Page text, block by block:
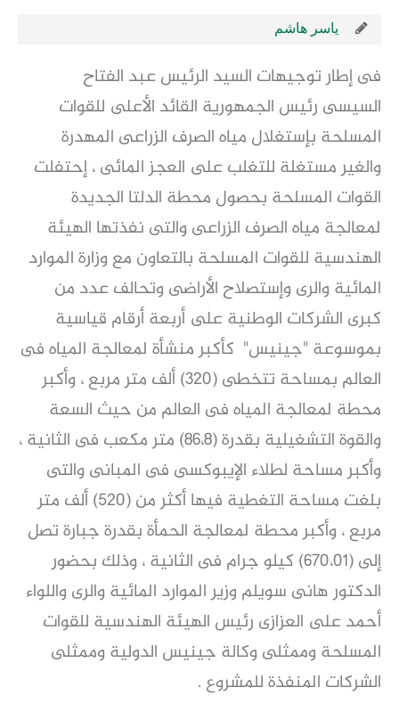
ياسر هاشم
فى إطار توجيهات السيد الرئيس عبد الفتاح
السيسى رئيس الجمهورية القائد الأعلى للقوات
المسلحة بإستغلال مياه الصرف الزراعى المهدرة
والغير مستغلة للتغلب على العجز المائى ، إحتفلت
القوات المسلحة بحصول محطة الدلتا الجديدة
لمعالجة مياه الصرف الزراعى والتى نفذتها الهيئة
الهندسية للقوات المسلحة بالتعاون مع وزارة الموارد
المائية والرى وإستصلاح الأراضى وتحالف عدد من
كبرى الشركات الوطنية على أربعة أرقام قياسية
بموسوعة "جينيس" كأكبر منشأة لمعالجة المياه فى
العالم بمساحة تتخطى (320) ألف متر مربع ، وأكبر
محطة لمعالجة المياه فى العالم من حيث السعة
والقوة التشغيلية بقدرة (86،8) متر مكعب فى الثانية ،
وأكبر مساحة لطلاء الإيبوكسى فى المبانى والتى
بلغت مساحة التغطية فيها أكثر من (520) ألف متر
مربع ، وأكبر محطة لمعالجة الحمأة بقدرة جبارة تصل
إلى (670،01) كيلو جرام فى الثانية ، وذلك بحضور
الدكتور هانى سويلم وزير الموارد المائية والرى واللواء
أحمد على العزازى رئيس الهيئة الهندسية للقوات
المسلحة وممثلى وكالة جينيس الدولية وممثلى
الشركات المنفذة للمشروع .